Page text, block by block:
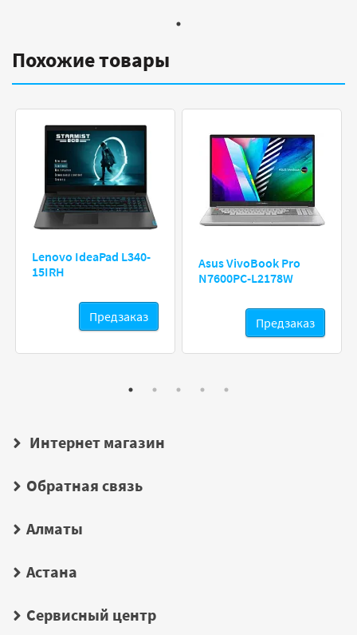
Похожие товары
Lenovo IdeaPad L340-
15IRH
Предзаказ
Asus VivoBook Pro
N7600PC-L2178W
Предзаказ
Интернет магазин
Обратная связь
Алматы
Астана
Сервисный центр